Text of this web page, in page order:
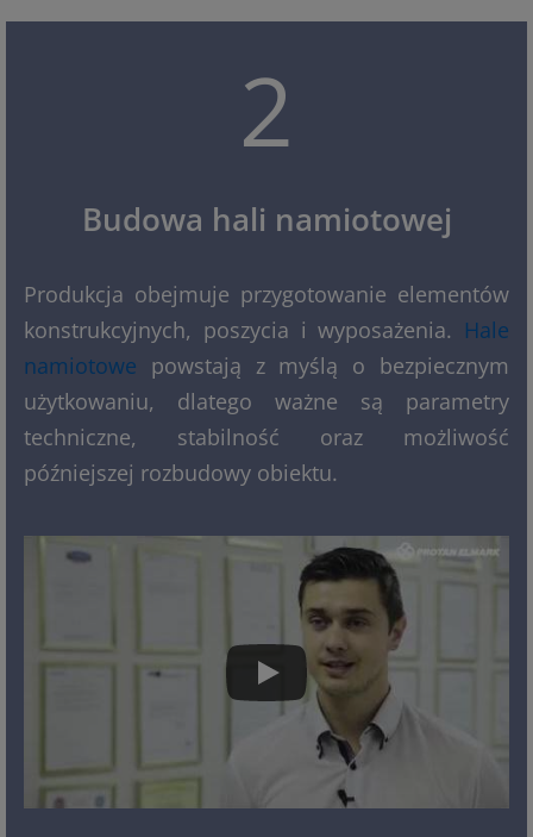
2
Budowa hali namiotowej
Produkcja obejmuje przygotowanie elementów
konstrukcyjnych, poszycia i wyposażenia. Hale
namiotowe powstają z myślą o bezpiecznym
użytkowaniu, dlatego ważne są parametry
techniczne, stabilność oraz możliwość
późniejszej rozbudowy obiektu.